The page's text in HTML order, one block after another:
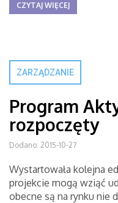
CZYTAJ WIĘCEJ
ZARZĄDZANIE
Program
rozpoczęty
Dodano: 2015-10-27
Wystartowała kolejna
projekcie mogą wziąć
obecne są na rynku nie